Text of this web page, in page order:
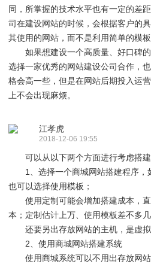
同，所掌握的技术水平也有一定的差
司在建设网站的时候，会根据客户的
其使用的网站，而不是利用简单的模
如果想建设一个高质量、好口碑的
选择一家优秀的网站建设公司合作，
格会高一些，但是在网站后期投入运
上不会出现麻烦。
江孝虎
2018-12-06 19:55
可以从以下两个方面进行考虑搭建
1、选择一个商城网站搭建程序，
也可以选择使用模板；
使用定制可能会增加搭建成本，直
本；定制估计上万、使用模板差不多几
还要另出存放网站的主机，是虚拟
2、使用商城网站搭建系统
使用商城系统可以不用出存放网站